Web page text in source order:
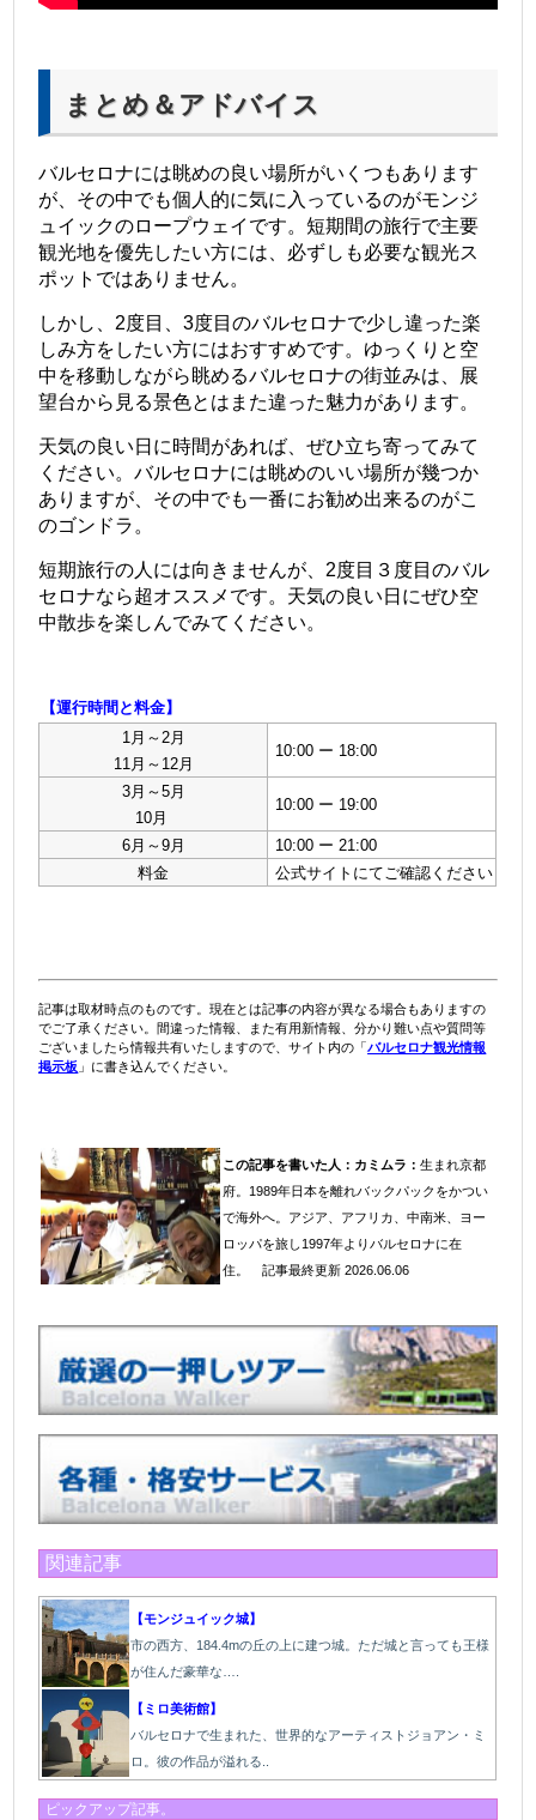
まとめ＆アドバイス
バルセロナには眺めの良い場所がいくつもあります
が、その中でも個人的に気に入っているのがモンジ
ュイックのロープウェイです。短期間の旅行で主要
観光地を優先したい方には、必ずしも必要な観光ス
ポットではありません。
しかし、2度目、3度目のバルセロナで少し違った楽
しみ方をしたい方にはおすすめです。ゆっくりと空
中を移動しながら眺めるバルセロナの街並みは、展
望台から見る景色とはまた違った魅力があります。
天気の良い日に時間があれば、ぜひ立ち寄ってみて
ください。バルセロナには眺めのいい場所が幾つか
ありますが、その中でも一番にお勧め出来るのがこ
のゴンドラ。
短期旅行の人には向きませんが、2度目３度目のバル
セロナなら超オススメです。天気の良い日にぜひ空
中散歩を楽しんでみてください。
【運行時間と料金】
1月～2月
11月～12月
10:00 ー 18:00
3月～5月
10月
10:00 ー 19:00
6月～9月
10:00 ー 21:00
料金
公式サイトにてご確認ください
記事は取材時点のものです。現在とは記事の内容が異なる場合もありますの
でご了承ください。間違った情報、また有用新情報、分かり難い点や質問等
ございましたら情報共有いたしますので、サイト内の「バルセロナ観光情報
掲示板 」に書き込んでください。
この記事を書いた人： カミムラ：生まれ京都
府。1989年日本を離れバックパックをかつい
で海外へ。アジア、アフリカ、中南米、ヨー
ロッパを旅し1997年よりバルセロナに在
住。記事最終更新 2026.06.06
関連記事
【モンジュイック城】
市の西方、184.4mの丘の上に建つ城。ただ城と言っても王様
が住んだ豪華な….
【ミロ美術館】
バルセロナで生まれた、世界的なアーティストジョアン・ミ
ロ。彼の作品が溢れる..
ピックアップ記事。